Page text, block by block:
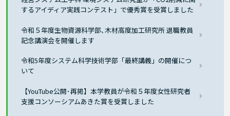
するアイディア実践コンテスト」で優秀賞を受賞しました
令和５年度生物資源科学部､木材高度加工研究所 退職教員
記念講演会を開催します
令和5年度システム科学技術学部「最終講義」の開催につ
いて
【YouTube公開･再掲】本学教員が令和５年度女性研究者
支援コンソーシアムあきた賞を受賞しました